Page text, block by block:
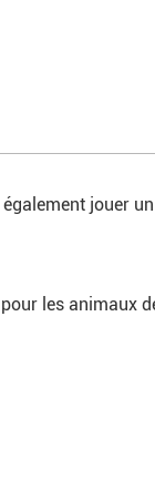
également jouer
les animaux